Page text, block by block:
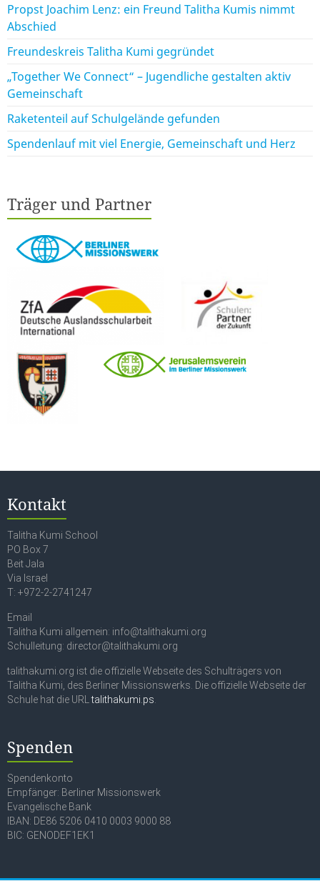
Propst Joachim Lenz: ein Freund Talitha Kumis nimmt
Abschied
Freundeskreis Talitha Kumi gegründet
„Together We Connect“ – Jugendliche gestalten aktiv
Gemeinschaft
Raketenteil auf Schulgelände gefunden
Spendenlauf mit viel Energie, Gemeinschaft und Herz
Träger und Partner
Kontakt
Talitha Kumi School
PO Box 7
Beit Jala
Via Israel
T: +972-2-2741247
Email
Talitha Kumi allgemein: info@talithakumi.org
Schulleitung: director@talithakumi.org
talithakumi.org ist die offizielle Webseite des Schulträgers von
Talitha Kumi, des Berliner Missionswerks. Die offizielle Webseite der
Schule hat die URLtalithakumi.ps
Spenden
Spendenkonto
Empfänger: Berliner Missionswerk
Evangelische Bank
IBAN: DE86 5206 0410 0003 9000 88
BIC: GENODEF1EK1